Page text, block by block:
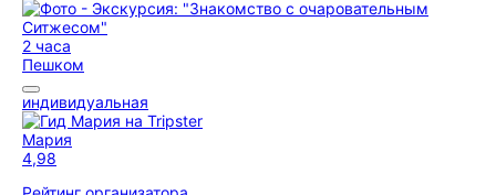
2 часа
Пешком
индивидуальная
Мария
4,98